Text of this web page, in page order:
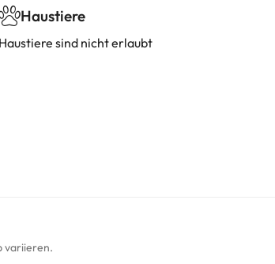
Haustiere
Haustiere sind nicht erlaubt
variieren.